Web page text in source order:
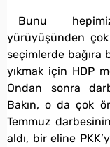
Bunu
yürüyüşünden
seçimlerde bağıra
yıkmak için HDP
Ondan sonra
Bakın, o da çok
Temmuz darbesinin
aldı, bir eline